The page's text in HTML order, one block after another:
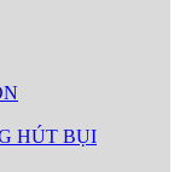
HÚT BỤI